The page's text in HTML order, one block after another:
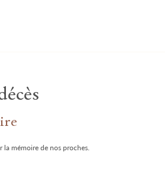
la mémoire de nos proches.